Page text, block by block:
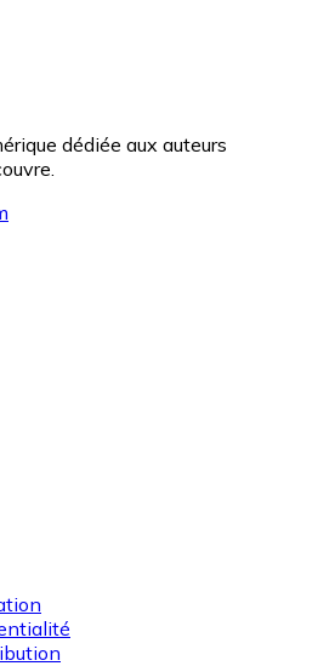
dédiée aux auteurs